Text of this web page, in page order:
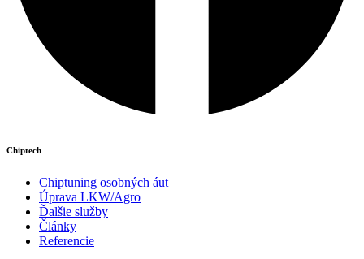
Chiptech
Chiptuning osobných áut
Úprava LKW/Agro
Ďalšie služby
Články
Referencie